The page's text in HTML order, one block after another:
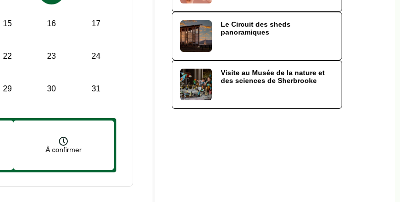
15 16 17
22 23 24
29 30 31
À confirmer
Le Circuit des sheds
panoramiques
Visite au Musée de la nature et
des sciences de Sherbrooke